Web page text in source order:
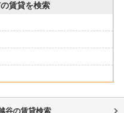
賃貸を検索
谷の賃貸検索